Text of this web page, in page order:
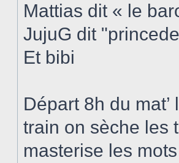
Mattias dit « le
JujuG dit
Et bibi
Départ 8h du
train on sèche les
masterise les